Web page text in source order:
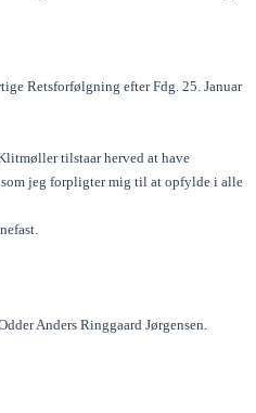
Retsforfølgning efter Fdg. 25. Januar
tilstaar herved at have
jeg forpligter mig til at opfylde i alle
Anders Ringgaard Jørgensen.